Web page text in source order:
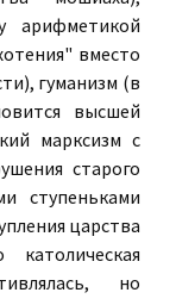
арифметикой
вместо
гуманизм (в
высшей
марксизм с
старого
ступеньками
царства
но